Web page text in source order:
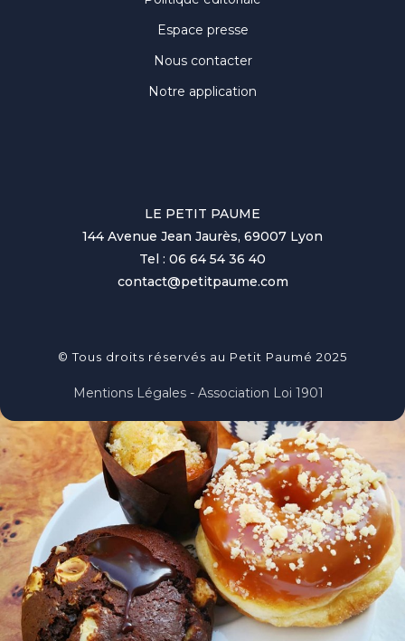
Espace presse
Nous contacter
Notre application
LE PETIT PAUME
144 Avenue Jean Jaurès, 69007 Lyon
Tel : 06 64 54 36 40
contact@petitpaume.com
© Tous droits réservés au Petit Paumé 2025
Mentions Légales - Association Loi 1901